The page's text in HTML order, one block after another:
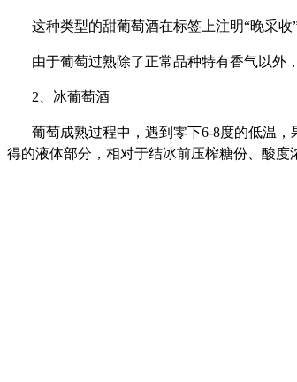
这种类型的甜葡萄酒在标签上注明“晚采收
由于葡萄过熟除了正常品种特有香气以外
2、冰葡萄酒
葡萄成熟过程中，遇到零下6-8度的低温
得的液体部分，相对于结冰前压榨糖份、酸度